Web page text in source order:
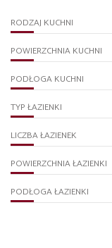
RODZAJ KUCHNI
POWIERZCHNIA KUCHNI
PODŁOGA KUCHNI
TYP ŁAZIENKI
LICZBA ŁAZIENEK
POWIERZCHNIA ŁAZIENKI
PODŁOGA ŁAZIENKI